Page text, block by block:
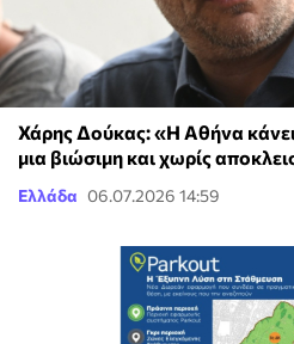
Χάρης Δούκας: «Η Αθήνα
μια βιώσιμη και χωρίς
Ελλάδα 06.07.2026 14:59